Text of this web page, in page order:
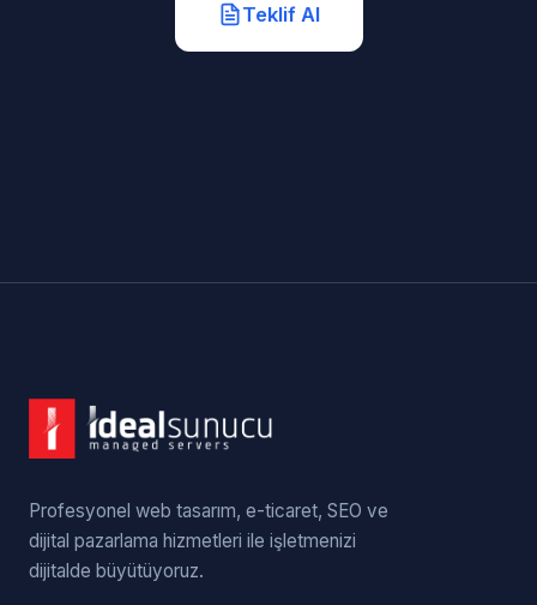
Teklif Al
Profesyonel web tasarım, e-ticaret, SEO ve
dijital pazarlama hizmetleri ile işletmenizi
dijitalde büyütüyoruz.